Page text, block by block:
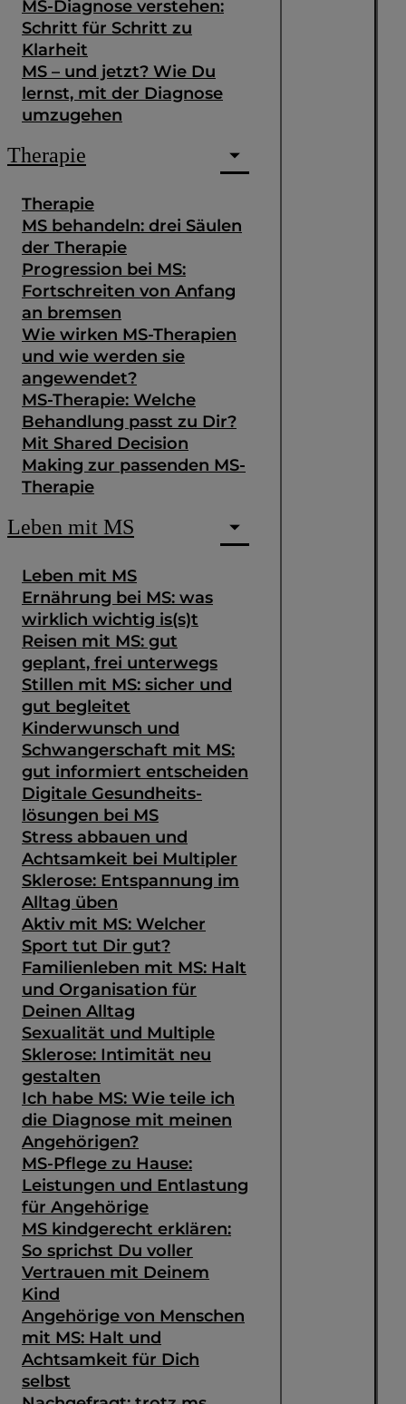
MS-Diagnose verstehen:
Schritt für Schritt zu
Klarheit
MS – und jetzt? Wie Du
lernst, mit der Diagnose
umzugehen
Therapie
Therapie
MS behandeln: drei Säulen
der Therapie
Progression bei MS:
Fortschreiten von Anfang
an bremsen
Wie wirken MS-Therapien
und wie werden sie
angewendet?
MS-Therapie: Welche
Behandlung passt zu Dir?
Mit Shared Decision
Making zur passenden MS-
Therapie
Leben mit MS
Leben mit MS
Ernährung bei MS: was
wirklich wichtig is(s)t
Reisen mit MS: gut
geplant, frei unterwegs
Stillen mit MS: sicher und
gut begleitet
Kinderwunsch und
Schwangerschaft mit MS:
gut informiert entscheiden
Digitale Gesundheits­
lösungen bei MS
Stress abbauen und
Achtsamkeit bei Multipler
Sklerose: Entspannung im
Alltag üben
Aktiv mit MS: Welcher
Sport tut Dir gut?
Familienleben mit MS: Halt
und Organisation für
Deinen Alltag
Sexualität und Multiple
Sklerose: Intimität neu
gestalten
Ich habe MS: Wie teile ich
die Diagnose mit meinen
Angehörigen?
MS-Pflege zu Hause:
Leistungen und Entlastung
für Angehörige
MS kindgerecht erklären:
So sprichst Du voller
Vertrauen mit Deinem
Kind
Angehörige von Menschen
mit MS: Halt und
Achtsamkeit für Dich
selbst